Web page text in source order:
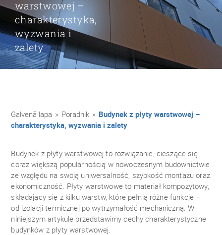
warstwowej –
charakterystyka,
wyzwania i
zalety
Galvenā lapa » Poradnik » Budynek z płyty warstwowej –
charakterystyka, wyzwania i zalety
Budynek z płyty warstwowej to rozwiązanie, cieszące się
coraz większą popularnością w nowoczesnym budownictwie
ze względu na swoją uniwersalność, szybkość montażu oraz
ekonomiczność. Płyty warstwowe to materiał kompozytowy,
składający się z kilku warstw, które pełnią różne funkcje –
od izolacji termicznej po wytrzymałość mechaniczną. W
niniejszym artykule przedstawimy cechy charakterystyczne
budynków z płyty warstwowej.